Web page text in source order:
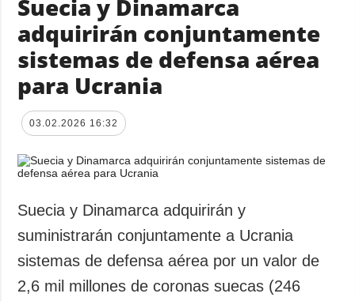
TODAS LAS
CATEGORÍAS
Guerra
Reconstrucción
de Ucrania
Política
Economía
Sociedad y
Cultura
Deportes
Crimen
AGENCIA
sobre la agencia
protección de
Suecia y Dinamarca
adquirirán conjuntamente
sistemas de defensa aérea
para Ucrania
03.02.2026 16:32
Suecia y Dinamarca adquirirán y
suministrarán conjuntamente a Ucrania
sistemas de defensa aérea por un valor de
2,6 mil millones de coronas suecas (246